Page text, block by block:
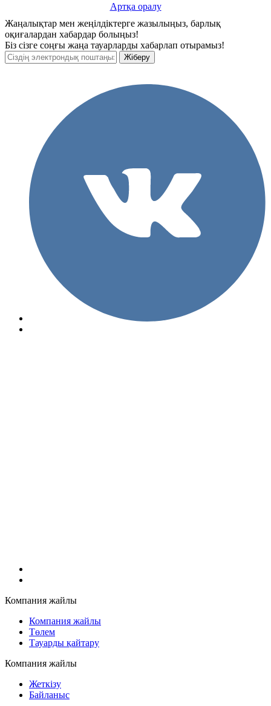
Артқа оралу
Жаңалықтар мен жеңілдіктерге жазылыңыз, барлық
оқиғалардан хабардар болыңыз!
Біз сізге соңғы жаңа тауарларды хабарлап отырамыз!
Компания жайлы
Компания жайлы
Төлем
Тауарды қайтару
Компания жайлы
Жеткізу
Байланыс